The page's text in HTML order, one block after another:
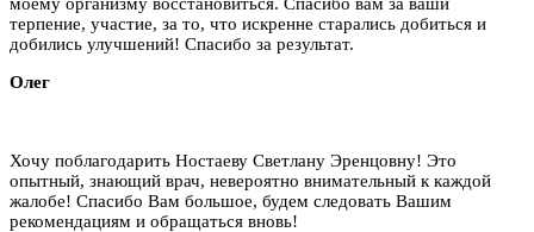
терпение, участие, за то, что искренне старались добиться и
добились улучшений! Спасибо за результат.
Олег
Хочу поблагодарить Ностаеву Светлану Эренцовну! Это
опытный, знающий врач, невероятно внимательный к каждой
жалобе! Спасибо Вам большое, будем следовать Вашим
рекомендациям и обращаться вновь!